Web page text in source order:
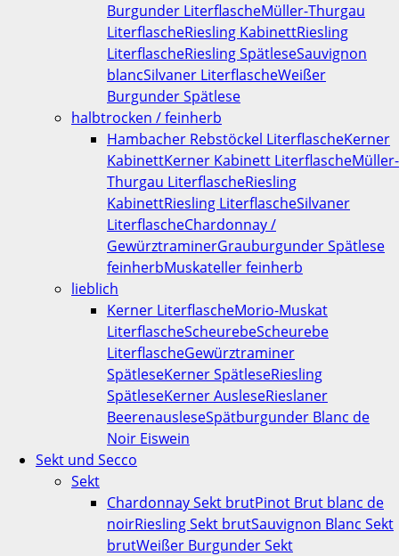
Burgunder LiterflascheMüller-Thurgau
LiterflascheRiesling KabinettRiesling
LiterflascheRiesling SpätleseSauvignon
blancSilvaner LiterflascheWeißer
Burgunder Spätlese
halbtrocken / feinherb
Hambacher Rebstöckel LiterflascheKerner
KabinettKerner Kabinett LiterflascheMüller-
Thurgau LiterflascheRiesling
KabinettRiesling LiterflascheSilvaner
LiterflascheChardonnay /
GewürztraminerGrauburgunder Spätlese
feinherbMuskateller feinherb
lieblich
Kerner LiterflascheMorio-Muskat
LiterflascheScheurebeScheurebe
LiterflascheGewürztraminer
SpätleseKerner SpätleseRiesling
SpätleseKerner AusleseRieslaner
BeerenausleseSpätburgunder Blanc de
Noir Eiswein
Sekt und Secco
Sekt
Chardonnay Sekt brutPinot Brut blanc de
noirRiesling Sekt brutSauvignon Blanc Sekt
brutWeißer Burgunder Sekt